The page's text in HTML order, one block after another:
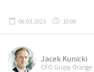
06.03.2023 10:00
Jacek Kunicki
CFO Grupy Orange